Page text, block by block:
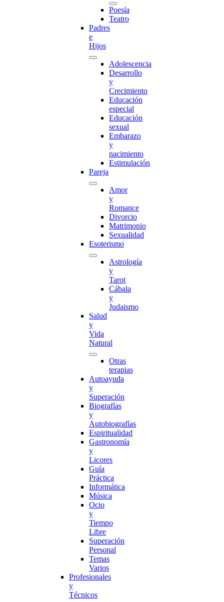
Poesía
Teatro
Padres
e
Hijos
Adolescencia
Desarrollo
y
Crecimiento
Educación
especial
Educación
sexual
Embarazo
y
nacimiento
Estimulación
Pareja
Amor
y
Romance
Divorcio
Matrimonio
Sexualidad
Esoterismo
Astrología
y
Tarot
Cábala
y
Judaismo
Salud
y
Vida
Natural
Otras
terapias
Autoayuda
y
Superación
Biografías
y
Autobiografías
Espiritualidad
Gastronomía
y
Licores
Guía
Práctica
Informática
Música
Ocio
y
Tiempo
Libre
Superación
Personal
Temas
Varios
Profesionales
y
Técnicos